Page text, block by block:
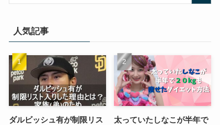
人気記事
ダルビッシュ有が制限リス
太っていたしなこが半年で